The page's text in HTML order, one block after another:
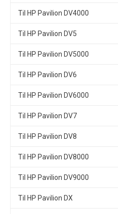
Til HP Pavilion DV4000
Til HP Pavilion DV5
Til HP Pavilion DV5000
Til HP Pavilion DV6
Til HP Pavilion DV6000
Til HP Pavilion DV7
Til HP Pavilion DV8
Til HP Pavilion DV8000
Til HP Pavilion DV9000
Til HP Pavilion DX